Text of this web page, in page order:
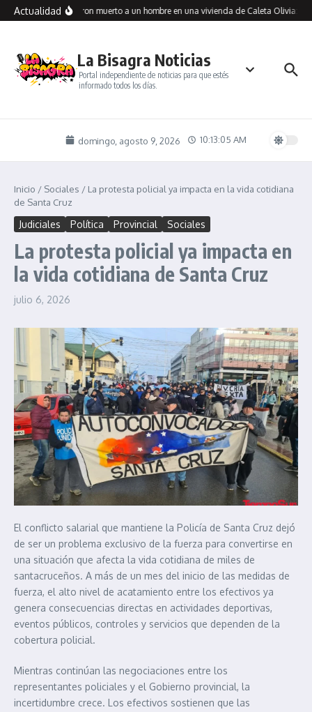
Saltar al contenido
ActualidadEncontraron muerto a un hombre en una vivienda de Caleta Olivia:
La Bisagra Noticias
Portal independiente de noticias para que estés
informado todos los días.
domingo, agosto 9, 2026 10:13:06 AM
Inicio / Sociales / La protesta policial ya impacta en la vida cotidiana
de Santa Cruz
Judiciales Política Provincial Sociales
La protesta policial ya impacta en
la vida cotidiana de Santa Cruz
julio 6, 2026
El conflicto salarial que mantiene la Policía de Santa Cruz dejó
de ser un problema exclusivo de la fuerza para convertirse en
una situación que afecta la vida cotidiana de miles de
santacruceños. A más de un mes del inicio de las medidas de
fuerza, el alto nivel de acatamiento entre los efectivos ya
genera consecuencias directas en actividades deportivas,
eventos públicos, controles y servicios que dependen de la
cobertura policial.
Mientras continúan las negociaciones entre los
representantes policiales y el Gobierno provincial, la
incertidumbre crece. Los efectivos sostienen que las